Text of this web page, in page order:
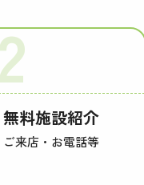
無料施設紹介
ご来店・お電話等